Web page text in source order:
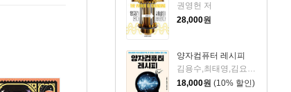
권영헌 저
28,000원
양자컴퓨터 레시피
18,000원 (10% 할인)